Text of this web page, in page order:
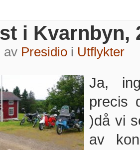
i Kvarnbyn,
av Presidioi Utflykter
Ja,
precis
)då vi
av